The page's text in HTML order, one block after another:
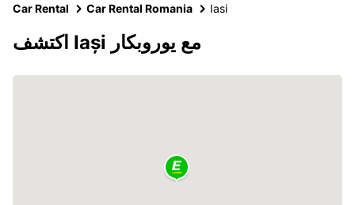
Car Rental Car Rental Romania Iasi
اكتشف Iași مع يوروبكار